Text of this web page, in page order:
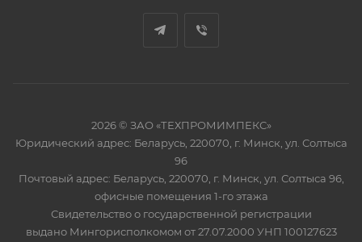
2026 © ЗАО «ТЕХПРОМИМПЕКС»
Юридический адрес: Беларусь, 220070, г. Минск, ул. Солтыса
96
Почтовый адрес: Беларусь, 220070, г. Минск, ул. Солтыса 96,
офисные помещения 1-го этажа
Свидетельство о государственной регистрации
выдано Мингорисполкомом от 27.07.2000 УНП 100127623